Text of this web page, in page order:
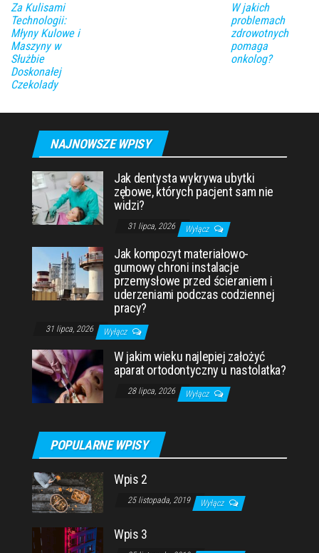
Za Kulisami
Technologii:
Młyny Kulowe i
Maszyny w
Służbie
Doskonałej
Czekolady
W jakich
problemach
zdrowotnych
pomaga
onkolog?
NAJNOWSZE WPISY
Jak dentysta wykrywa ubytki
zębowe, których pacjent sam nie
widzi?
31 lipca, 2026 Wyłącz
Jak kompozyt materiałowo-
gumowy chroni instalacje
przemysłowe przed ścieraniem i
uderzeniami podczas codziennej
pracy?
31 lipca, 2026 Wyłącz
W jakim wieku najlepiej założyć
aparat ortodontyczny u nastolatka?
28 lipca, 2026 Wyłącz
POPULARNE WPISY
Wpis 2
25 listopada, 2019 Wyłącz
Wpis 3